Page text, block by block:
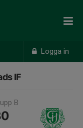
Logga in
IF
B